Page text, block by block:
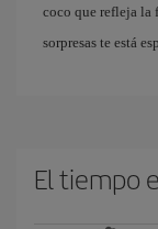
coco que refleja la
sorpresas te está
El tiempo